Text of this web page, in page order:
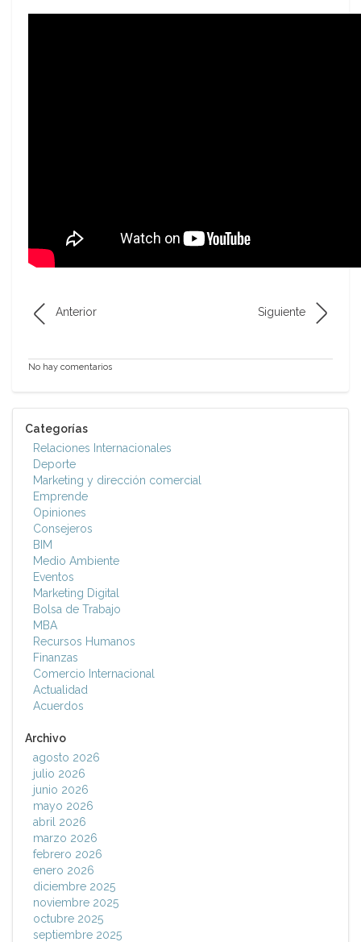
Anterior Siguiente
No hay comentarios
Categorías
Relaciones Internacionales
Deporte
Marketing y dirección comercial
Emprende
Opiniones
Consejeros
BIM
Medio Ambiente
Eventos
Marketing Digital
Bolsa de Trabajo
MBA
Recursos Humanos
Finanzas
Comercio Internacional
Actualidad
Acuerdos
Archivo
agosto 2026
julio 2026
junio 2026
mayo 2026
abril 2026
marzo 2026
febrero 2026
enero 2026
diciembre 2025
noviembre 2025
octubre 2025
septiembre 2025